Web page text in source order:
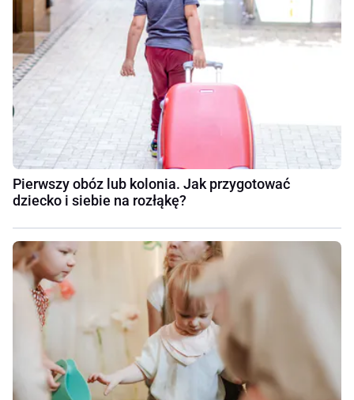
Pierwszy obóz lub kolonia. Jak przygotować
dziecko i siebie na rozłąkę?